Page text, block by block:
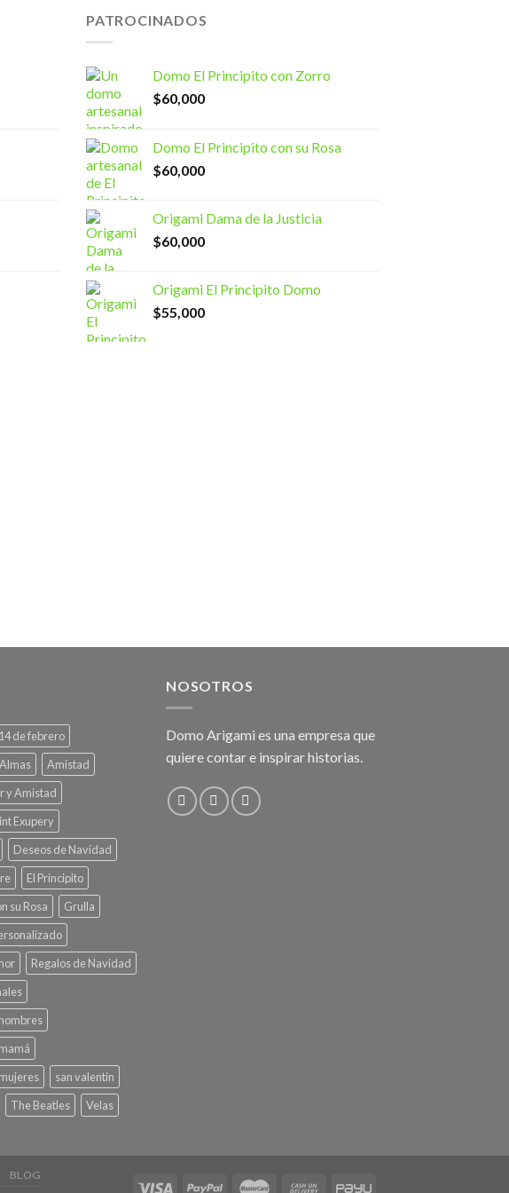
PATROCINADOS
Domo El Principito con Zorro
$60,000
Domo El Principito con su Rosa
$60,000
Origami Dama de la Justicia
$60,000
Origami El Principito Domo
$55,000
14 de febrero
Almas
Amistad
y Amistad
Exupery
Deseos de Navidad
El Principito
su Rosa
Grulla
Regalos de Navidad
san valentin
The Beatles Velas
NOSOTROS
Domo Arigami es una empresa que
quiere contar e inspirar historias.
BLOG